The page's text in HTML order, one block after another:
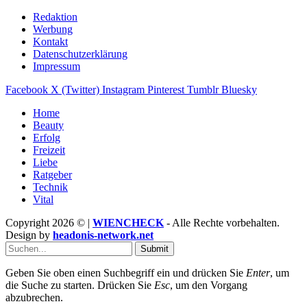
Redaktion
Werbung
Kontakt
Datenschutzerklärung
Impressum
Facebook X (Twitter) Instagram Pinterest Tumblr Bluesky
Home
Beauty
Erfolg
Freizeit
Liebe
Ratgeber
Technik
Vital
Copyright 2026 © | WIENCHECK - Alle Rechte vorbehalten.
Design by headonis-network.net
Submit
Geben Sie oben einen Suchbegriff ein und drücken Sie Enter, um
die Suche zu starten. Drücken Sie Esc, um den Vorgang
abzubrechen.